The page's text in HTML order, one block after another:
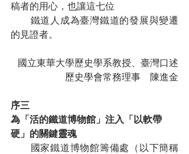
稿者的用心，也讓這七位
鐵道人成為臺灣鐵道的發展與變遷
的見證者。
國立東華大學歷史學系教授、臺灣口述
歷史學會常務理事　陳進金
序三
為「活的鐵道博物館」注入「以軟帶
硬」的關鍵靈魂
國家鐵道博物館籌備處（以下簡稱